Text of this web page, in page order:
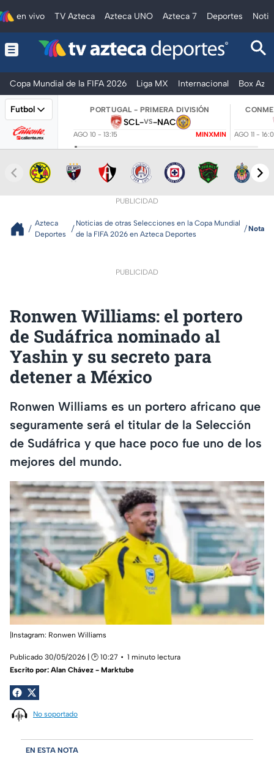
en vivo TV Azteca Azteca UNO Azteca 7 Deportes
Copa Mundial de la FIFA 2026 Liga MX Internacional Box
Futbol PORTUGAL - PRIMERA DIVISIÓN
SCL-VS-NAC
AGO 10 - 13:15 MINXMIN AGO 11 -
PUBLICIDAD
Azteca
Deportes
Noticias de otras Selecciones en la Copa Mundial
de la FIFA 2026 en Azteca Deportes
Nota
PUBLICIDAD
Ronwen Williams: el portero
de Sudáfrica nominado al
Yashin y su secreto para
detener a México
Ronwen Williams es un portero africano que
seguramente será el titular de la Selección
de Sudáfrica y que hace poco fue uno de los
mejores del mundo.
|Instagram: Ronwen Williams
Publicado 30/05/2026 | 🕑 10:27
1 minuto lectura
Escrito por: Alan Chávez - Marktube
No soportado
EN ESTA NOTA